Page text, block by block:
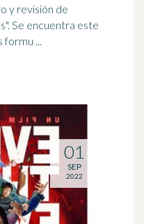
y revisión de
formu ...
01
SEP
2022